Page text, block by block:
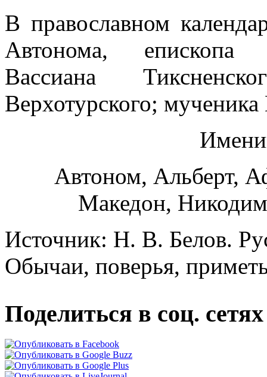
В православном
Автонома, епископа
Вассиана
Верхотурского;
Автоном, Альберт,
Македон,
Источник: Н. В. Белов.
Обычаи, поверья,
Поделиться в соц. сетях